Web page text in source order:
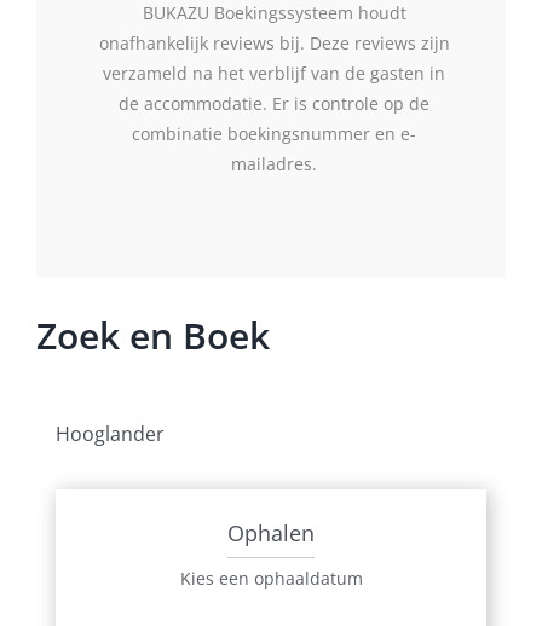
BUKAZU Boekingssysteem houdt
onafhankelijk reviews bij. Deze reviews zijn
verzameld na het verblijf van de gasten in
de accommodatie. Er is controle op de
combinatie boekingsnummer en e-
mailadres.
Zoek en Boek
Hooglander
Ophalen
Kies een ophaaldatum